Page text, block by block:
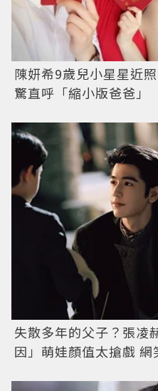
陳妍希9歲兒小星星近
驚直呼「縮小版爸爸」
失散多年的父子？張凌
因」萌娃顏值太搶戲